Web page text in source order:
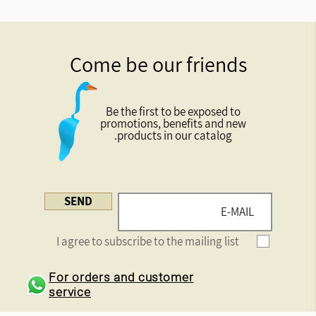
For orders and customer
service
Come be our friends
Be the first to be exposed to
promotions, benefits and new
products in our catalog.
SEND
I agree to subscribe to the mailing list